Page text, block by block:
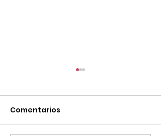
Comentarios